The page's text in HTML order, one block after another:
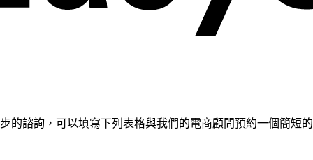
的諮詢，可以填寫下列表格與我們的電商顧問預約一個簡短